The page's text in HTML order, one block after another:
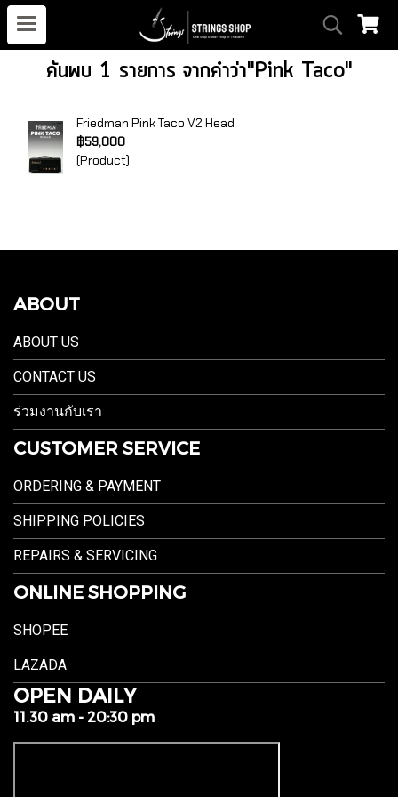
ค้นพบ 1 รายการ จากคำว่า"Pink Taco"
Friedman Pink Taco V2 Head
฿59,000
(Product)
ABOUT
ABOUT US
CONTACT US
ร่วมงานกับเรา
CUSTOMER SERVICE
ORDERING & PAYMENT
SHIPPING POLICIES
REPAIRS & SERVICING
ONLINE SHOPPING
SHOPEE
LAZADA
OPEN DAILY
11.30 am - 20:30 pm